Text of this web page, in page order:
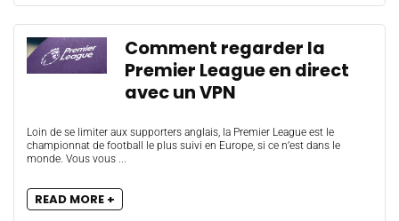
Comment regarder la
Premier League en direct
avec un VPN
Loin de se limiter aux supporters anglais, la Premier League est le
championnat de football le plus suivi en Europe, si ce n’est dans le
monde. Vous vous ...
READ MORE +